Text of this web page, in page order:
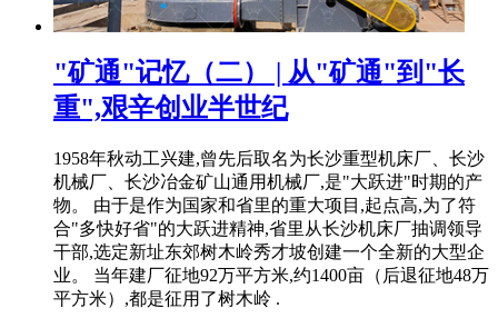
"矿通"记忆（二） | 从"矿通"到"长
重",艰辛创业半世纪
1958年秋动工兴建,曾先后取名为长沙重型机床厂、长沙
机械厂、长沙冶金矿山通用机械厂,是"大跃进"时期的产
物。 由于是作为国家和省里的重大项目,起点高,为了符
合"多快好省"的大跃进精神,省里从长沙机床厂抽调领导
干部,选定新址东郊树木岭秀才坡创建一个全新的大型企
业。 当年建厂征地92万平方米,约1400亩（后退征地48万
平方米）,都是征用了树木岭 .